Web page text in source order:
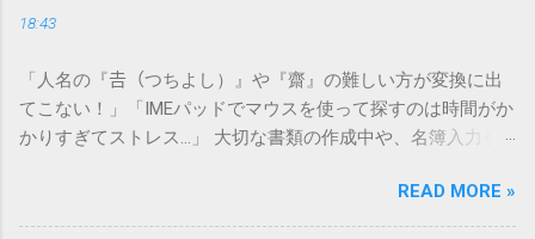
18:43
「人名の『𠮷（つちよし）』や『齋』の難しい方が変換に出
てこない！」「IMEパッドでマウスを使って探すのは時間がか
かりすぎてストレス…」 大切な書類の作成中や、名簿入力を
てしまいますよね。多くの人が「IMEパッド（手書き入力）」
を使いますが、実はマウスで一画ずつ書くのは非効率です
READ MORE »